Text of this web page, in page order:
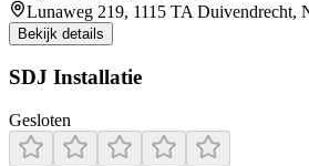
Lunaweg 219, 1115 TA Duivendrecht,
Bekijk details
SDJ Installatie
Gesloten